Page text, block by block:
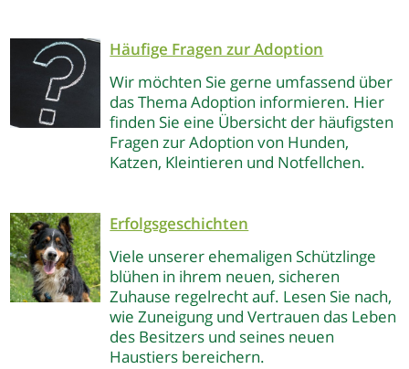
Häufige Fragen zur Adoption
Wir möchten Sie gerne umfassend über
das Thema Adoption informieren. Hier
finden Sie eine Übersicht der häufigsten
Fragen zur Adoption von Hunden,
Katzen, Kleintieren und Notfellchen.
Erfolgsgeschichten
Viele unserer ehemaligen Schützlinge
blühen in ihrem neuen, sicheren
Zuhause regelrecht auf. Lesen Sie nach,
wie Zuneigung und Vertrauen das Leben
des Besitzers und seines neuen
Haustiers bereichern.